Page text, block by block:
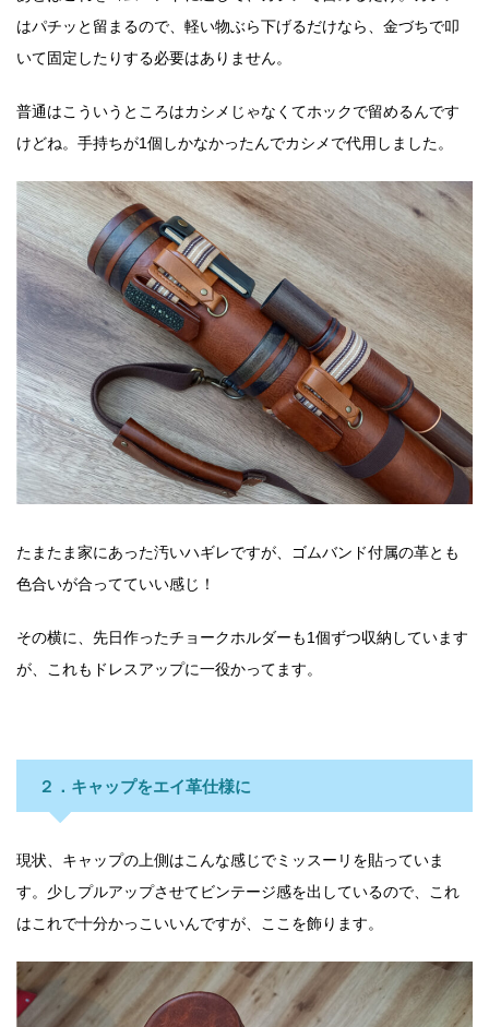
はパチッと留まるので、軽い物ぶら下げるだけなら、金づちで叩
いて固定したりする必要はありません。
普通はこういうところはカシメじゃなくてホックで留めるんです
けどね。手持ちが1個しかなかったんでカシメで代用しました。
たまたま家にあった汚いハギレですが、ゴムバンド付属の革とも
色合いが合ってていい感じ！
その横に、先日作ったチョークホルダーも1個ずつ収納しています
が、これもドレスアップに一役かってます。
２．キャップをエイ革仕様に
現状、キャップの上側はこんな感じでミッスーリを貼っていま
す。少しプルアップさせてビンテージ感を出しているので、これ
はこれで十分かっこいいんですが、ここを飾ります。